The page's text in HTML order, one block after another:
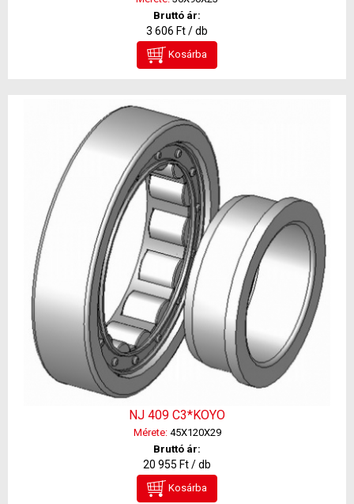
Bruttó ár:
3 606 Ft / db
Kosárba
NJ 409 C3*KOYO
Mérete:45X120X29
Bruttó ár:
20 955 Ft / db
Kosárba